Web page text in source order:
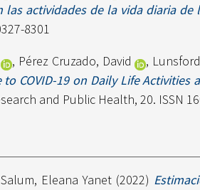
las actividades de la vida diaria de
8301
, Pérez Cruzado, David ,
COVID-19 on Daily Life
and Public Health, 20. ISSN
Salum, Eleana Yanet (2022)